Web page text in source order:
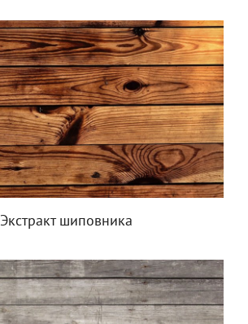
Экстракт шиповника